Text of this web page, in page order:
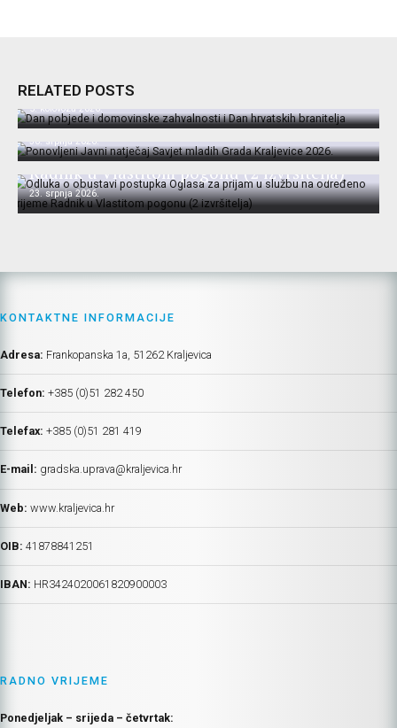
RELATED POSTS
hrvatskih branitelja
5. kolovoza 2026.
Ponovljeni Javni natječaj Savjet mladih
Grada Kraljevice 2026.
30. srpnja 2026.
Odluka o obustavi postupka Oglasa za
prijam u službu na određeno vrijeme
Radnik u Vlastitom pogonu (2 izvršitelja)
23. srpnja 2026.
KONTAKTNE INFORMACIJE
Adresa: Frankopanska 1a, 51262 Kraljevica
Telefon: +385 (0)51 282 450
Telefax: +385 (0)51 281 419
E-mail: gradska.uprava@kraljevica.hr
Web: www.kraljevica.hr
OIB: 41878841251
IBAN: HR3424020061820900003
RADNO VRIJEME
Ponedjeljak – srijeda – četvrtak: